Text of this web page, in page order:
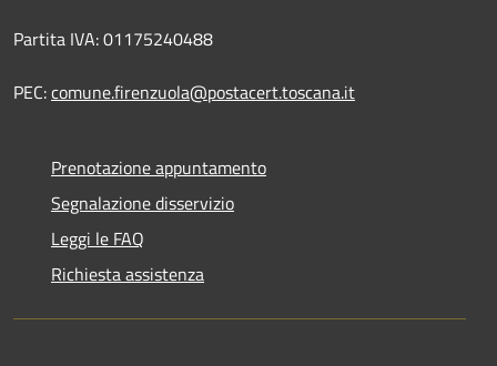
Partita IVA: 01175240488
PEC:comune.firenzuola@postacert.toscana.it
Prenotazione appuntamento
Segnalazione disservizio
Leggi le FAQ
Richiesta assistenza